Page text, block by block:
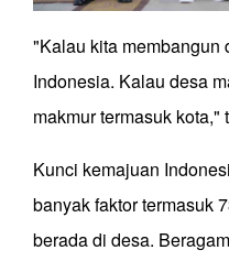
"Kalau kita membangun
Indonesia. Kalau desa
makmur termasuk
Kunci kemajuan
banyak faktor termasuk
berada di desa.